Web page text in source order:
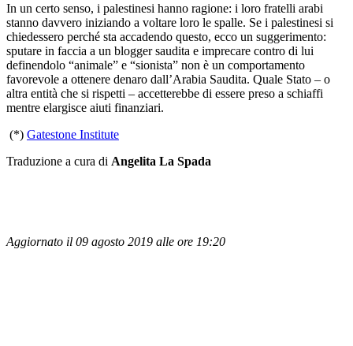
In un certo senso, i palestinesi hanno ragione: i loro fratelli arabi
stanno davvero iniziando a voltare loro le spalle. Se i palestinesi si
chiedessero perché sta accadendo questo, ecco un suggerimento:
sputare in faccia a un blogger saudita e imprecare contro di lui
definendolo “animale” e “sionista” non è un comportamento
favorevole a ottenere denaro dall’Arabia Saudita. Quale Stato – o
altra entità che si rispetti – accetterebbe di essere preso a schiaffi
mentre elargisce aiuti finanziari.
(*) Gatestone Institute
Traduzione a cura di Angelita La Spada
Aggiornato il 09 agosto 2019 alle ore 19:20